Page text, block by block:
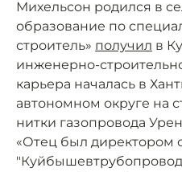
Михельсон родился в
образование по
строитель» получил в
инженерно-
карьера началась в
автономном округе на
нитки газопровода
«Отец был директором